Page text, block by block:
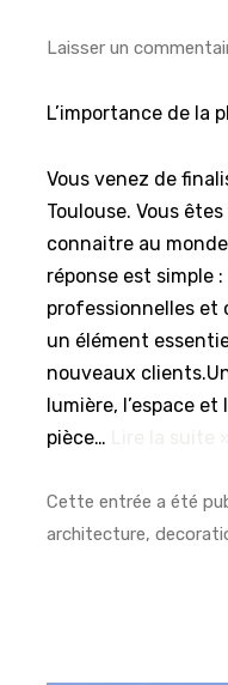
Laisser un
L’importance de
Vous venez de
Toulouse. Vous
connaitre au
réponse est simple
professionnelles et
un élément
nouveaux
lumière, l’espace
pièce…
Cette entrée a été
architecture,